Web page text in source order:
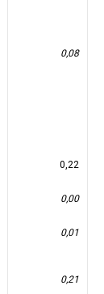
0,08
0,22
0,00
0,01
0,21